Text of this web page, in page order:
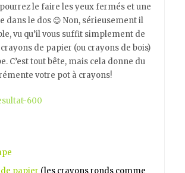
le faire les yeux fermés et une
dans le dos 😉 Non, sérieusement il
vu qu’il vous suffit simplement de
de papier (ou crayons de bois)
C’est tout bête, mais cela donne du
votre pot à crayons!
papier (les crayons ronds comme